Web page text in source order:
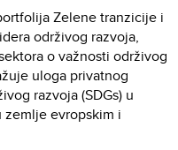
Zelene tranzicije i
održivog razvoja,
o važnosti održivog
uloga privatnog
razvoja (SDGs) u
evropskim i